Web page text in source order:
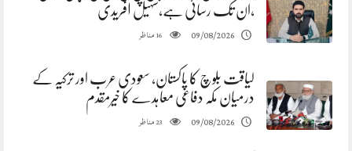
،ان تک رسائی ہے،سہیل آفریدی
09/08/2026
16مناظر
لیاقت بلوچ کا پاکستان، سعودی عرب اور ترکیہ کے
درمیان مکہ دفاعی معاہدے کا خیرمقدم
09/08/2026
23مناظر